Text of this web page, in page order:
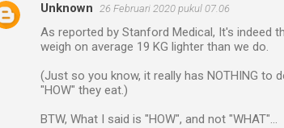
Unknown 26 Februari 2020 pukul 07.06
As reported by Stanford Medical, It's indeed
weigh on average 19 KG lighter than we do.
(Just so you know, it really has NOTHING to
"HOW" they eat.)
BTW, What I said is "HOW", and not "WHAT"...